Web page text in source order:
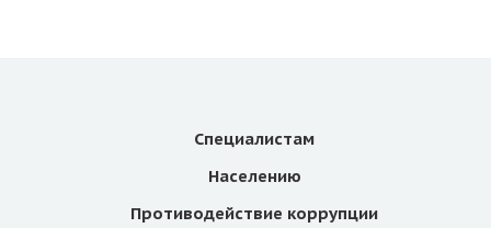
Специалистам
Населению
Противодействие коррупции